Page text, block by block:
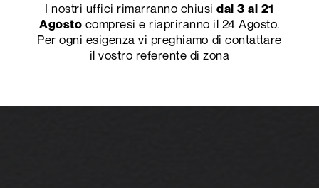
I nostri uffici rimarranno chiusidal 3 al 21
Agosto compresi e riapriranno il 24 Agosto.
Per ogni esigenza vi preghiamo di contattare
il vostro referente di zona